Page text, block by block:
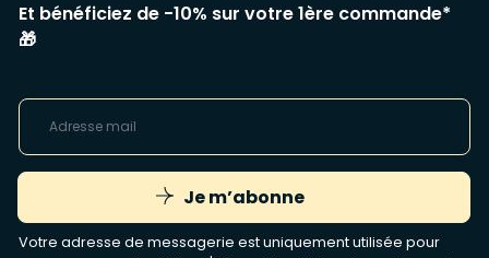
Et bénéficiez de -10% sur votre 1ère commande*
🎁
Je m’abonne
Votre adresse de messagerie est uniquement utilisée pour